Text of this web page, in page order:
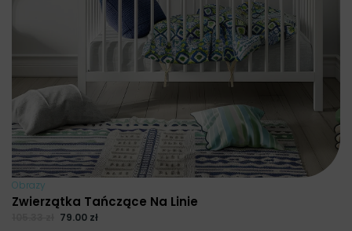
Obrazy
Zwierzątka Tańczące Na Linie
79.00 zł